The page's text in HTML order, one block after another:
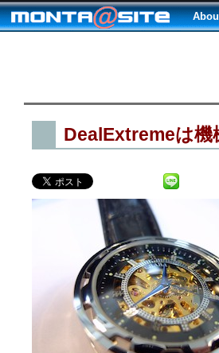
DealExtremeは機